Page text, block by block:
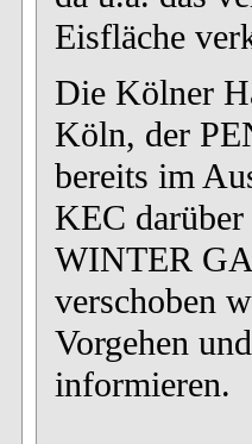
Eisfläche
Die Kölner
Köln, der
bereits im
KEC
WINTER
verschoben
Vorgehen
informieren.